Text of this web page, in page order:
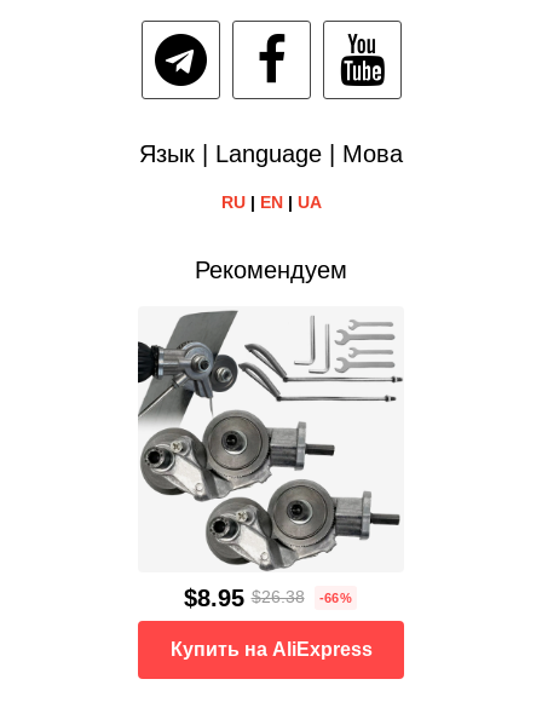
Язык | Language | Мова
RU| EN| UA
Рекомендуем
$8.95 $26.38 -66%
Купить на AliExpress